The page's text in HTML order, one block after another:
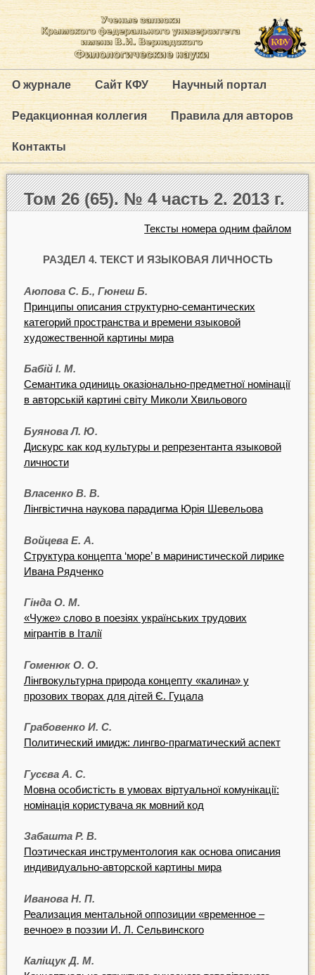
О журнале Сайт КФУ Научный портал
Редакционная коллегия Правила для авторов
Контакты
Том 26 (65). № 4 часть 2. 2013 г.
Тексты номера одним файлом
РАЗДЕЛ 4. ТЕКСТ И ЯЗЫКОВАЯ ЛИЧНОСТЬ
Аюпова С. Б., Гюнеш Б.
Принципы описания структурно-семантических
категорий пространства и времени языковой
художественной картины мира
Бабій І. М.
Семантика одиниць оказіонально-предметної номінації
в авторській картині світу Миколи Хвильового
Буянова Л. Ю.
Дискурс как код культуры и репрезентанта языковой
личности
Власенко В. В.
Лінгвістична наукова парадигма Юрія Шевельова
Войцева Е. А.
Структура концепта ‘море’ в маринистической лирике
Ивана Рядченко
Гінда О. М.
«Чуже» слово в поезіях українських трудових
мігрантів в Італії
Гоменюк О. О.
Лінгвокультурна природа концепту «калина» у
прозових творах для дітей Є. Гуцала
Грабовенко И. С.
Политический имидж: лингво-прагматический аспект
Гусєва А. С.
Мовна особистість в умовах віртуальної комунікації:
номінація користувача як мовний код
Забашта Р. В.
Поэтическая инструментология как основа описания
индивидуально-авторской картины мира
Иванова Н. П.
Реализация ментальной оппозиции «временное –
вечное» в поэзии И. Л. Сельвинского
Каліщук Д. М.